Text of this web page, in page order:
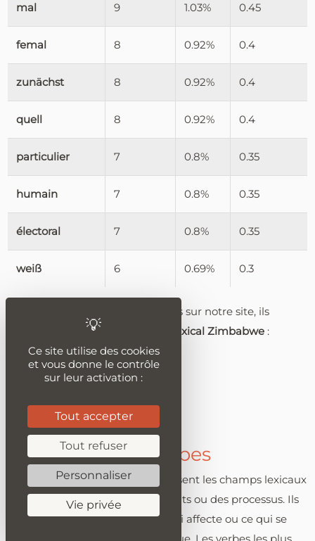
mal 9 1.03% 0.45
femal 8 0.92% 0.4
zunächst 8 0.92% 0.4
quell 8 0.92% 0.4
particulier 7 0.8% 0.35
humain 7 0.8% 0.35
électoral 7 0.8% 0.35
weiß 6 0.69% 0.3
Jetez un oeil à ces articles publiés sur notre site, ils
adjectifs champ lexical Zimbabwe :
odorat
Ghana
Les principaux verbes
Les verbes dynamisent et organisent les champs lexicaux
en exprimant des actions, des états ou des processus. Ils
montrent ce qui est réalisé, ce qui affecte ou ce qui se
Ce site utilise des cookies
et vous donne le contrôle
sur leur activation :
Tout accepter
Tout refuser
Personnaliser
Vie privée